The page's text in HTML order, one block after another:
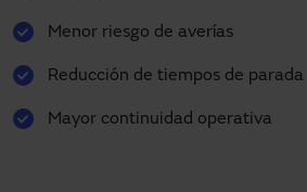
Menor riesgo de averías
Reducción de tiempos de parada
Mayor continuidad operativa